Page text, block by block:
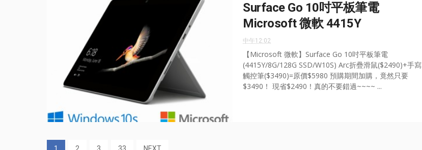
Surface Go 10吋平板筆電
Microsoft 微軟 4415Y
中午12:02
【Microsoft 微軟】Surface Go 10吋平板筆電
(4415Y/8G/128G SSD/W10S) Arc折疊滑鼠($2490)+手寫
觸控筆($3490)=原價$5980 預購期間加購，竟然只要
$3490！ 現省$2490！真的不要錯過~~~~ ...